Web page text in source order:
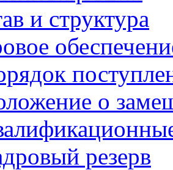
и структура
о
резерв